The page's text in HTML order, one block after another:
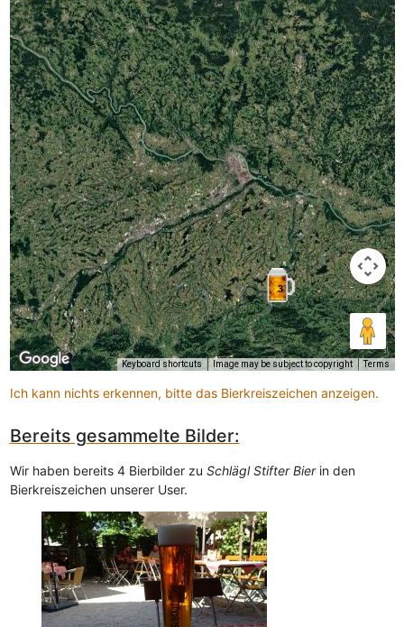
3
Keyboard shortcuts Image may be subject to copyright Terms
Ich kann nichts erkennen, bitte das Bierkreiszeichen anzeigen.
Bereits gesammelte Bilder:
Wir haben bereits 4 Bierbilder zu Schlägl Stifter Bierin den
Bierkreiszeichen unserer User.